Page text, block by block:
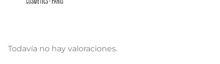
Todavía no hay valoraciones.